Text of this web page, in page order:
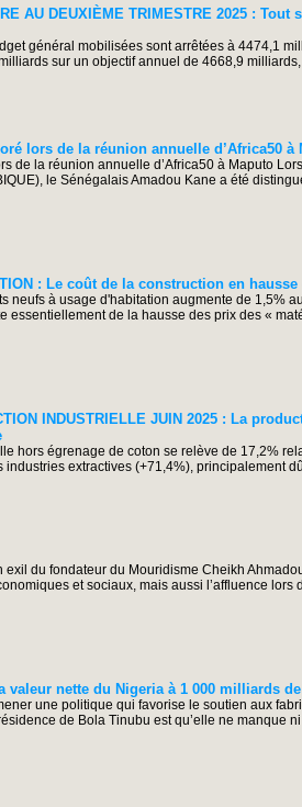
AU DEUXIÈME TRIMESTRE 2025 :
général mobilisées sont arrêtées à 4474,1
sur un objectif annuel de 4668,9
lors de la réunion annuelle d’Africa50 à
de la réunion annuelle d’Africa50 à Maputo
le Sénégalais Amadou Kane a été
: Le coût de la construction en
neufs à usage d'habitation augmente de 1,5%
essentiellement de la hausse des prix des «
INDUSTRIELLE JUIN 2025 : La
égrenage de coton se relève de 17,2%
extractives (+71,4%), principalement
du fondateur du Mouridisme Cheikh
et sociaux, mais aussi l’affluence lors
valeur nette du Nigeria à 1 000 milliards
une politique qui favorise le soutien aux
de Bola Tinubu est qu’elle ne manque